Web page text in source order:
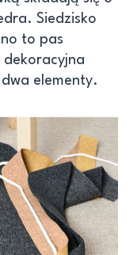
Siedzisko
to pas
dekoracyjna
elementy.